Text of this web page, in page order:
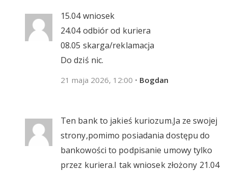
15.04 wniosek
24.04 odbiór od kuriera
08.05 skarga/reklamacja
Do dziś nic.
21 maja 2026, 12:00 • Bogdan
Ten bank to jakieś kuriozum.Ja ze swojej
strony,pomimo posiadania dostępu do
bankowości to podpisanie umowy tylko
przez kuriera.I tak wniosek złożony 21.04